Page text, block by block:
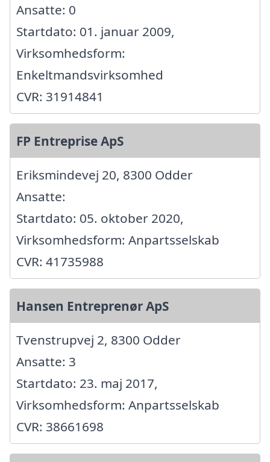
Ansatte: 0
Startdato: 01. januar 2009,
Virksomhedsform:
Enkeltmandsvirksomhed
CVR: 31914841
FP Entreprise ApS
Eriksmindevej 20, 8300 Odder
Ansatte:
Startdato: 05. oktober 2020,
Virksomhedsform: Anpartsselskab
CVR: 41735988
Hansen Entreprenør ApS
Tvenstrupvej 2, 8300 Odder
Ansatte: 3
Startdato: 23. maj 2017,
Virksomhedsform: Anpartsselskab
CVR: 38661698